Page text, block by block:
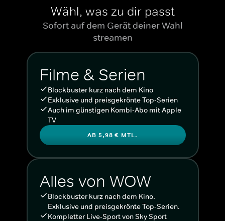
Wähl, was zu dir passt
Sofort auf dem Gerät deiner Wahl
streamen
Filme & Serien
Blockbuster kurz nach dem Kino
Exklusive und preisgekrönte Top-Serien
Auch im günstigen Kombi-Abo mit Apple
TV
AB 5,98 € MTL.
Alles von WOW
Blockbuster kurz nach dem Kino.
Exklusive und preisgekrönte Top-Serien.
Kompletter Live-Sport von Sky Sport